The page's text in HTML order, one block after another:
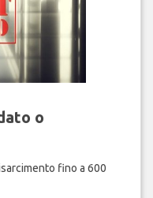
o
fino a 600